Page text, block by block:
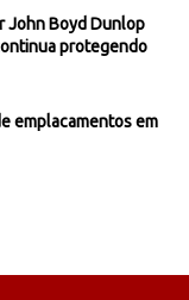
John Boyd Dunlop
protegendo
emplacamentos em